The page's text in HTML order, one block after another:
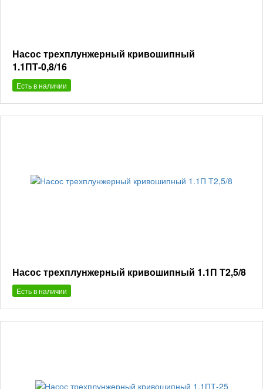
Насос трехплунжерный кривошипный
1.1ПТ-0,8/16
Есть в наличии
Насос трехплунжерный кривошипный 1.1П Т2,5/8
Есть в наличии